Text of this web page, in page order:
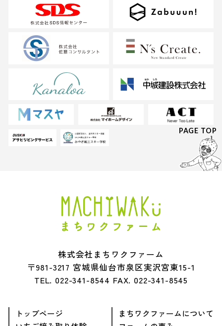
株式会社まちワクファーム
〒981-3217 宮城県仙台市泉区実沢宮東15-1
TEL. 022-341-8544 FAX. 022-341-8545
トップページ
まちワクファームについて
PAGE TOP